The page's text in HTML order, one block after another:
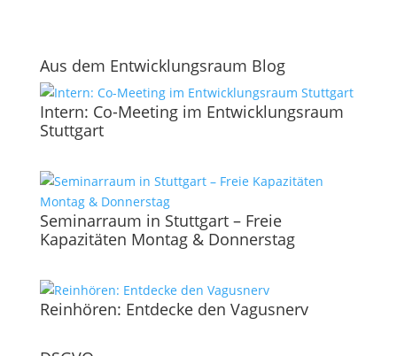
Aus dem Entwicklungsraum Blog
Intern: Co-Meeting im Entwicklungsraum
Stuttgart
Seminarraum in Stuttgart – Freie
Kapazitäten Montag & Donnerstag
Reinhören: Entdecke den Vagusnerv